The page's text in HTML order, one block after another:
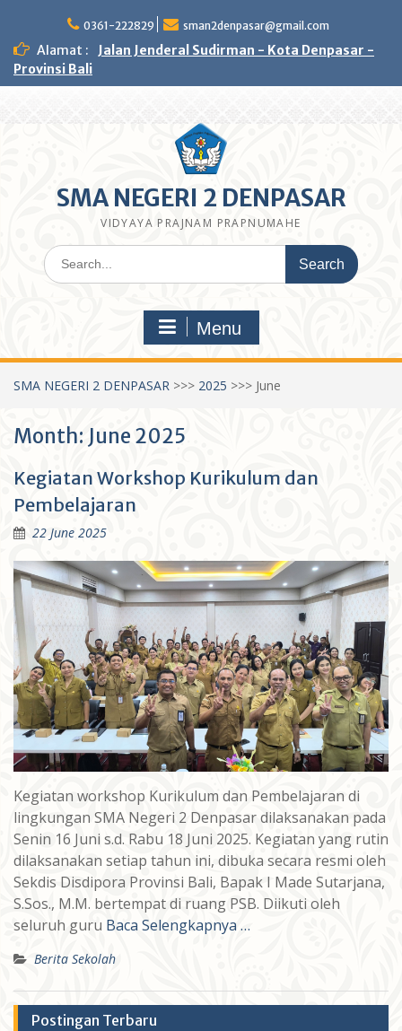
content
0361-222829 sman2denpasar@gmail.com
Alamat :
Jalan Jenderal Sudirman - Kota Denpasar -
Provinsi Bali
SMA NEGERI 2 DENPASAR
VIDYAYA PRAJNAM PRAPNUMAHE
Search
for:
Menu
SMA NEGERI 2 DENPASAR >>> 2025 >>> June
Month: June 2025
Kegiatan Workshop Kurikulum dan
Pembelajaran
22 June 2025
Kegiatan workshop Kurikulum dan Pembelajaran di
lingkungan SMA Negeri 2 Denpasar dilaksanakan pada
Senin 16 Juni s.d. Rabu 18 Juni 2025. Kegiatan yang rutin
dilaksanakan setiap tahun ini, dibuka secara resmi oleh
Sekdis Disdipora Provinsi Bali, Bapak I Made Sutarjana,
S.Sos., M.M. bertempat di ruang PSB. Diikuti oleh
seluruh guru Baca Selengkapnya …
Berita Sekolah
Postingan Terbaru